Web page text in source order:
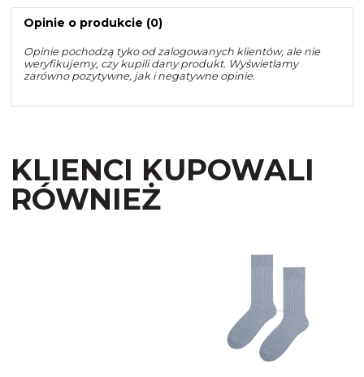
Opinie o produkcie (0)
Opinie pochodzą tyko od zalogowanych klientów, ale nie
weryfikujemy, czy kupili dany produkt. Wyświetlamy
zarówno pozytywne, jak i negatywne opinie.
KLIENCI KUPOWALI
RÓWNIEŻ